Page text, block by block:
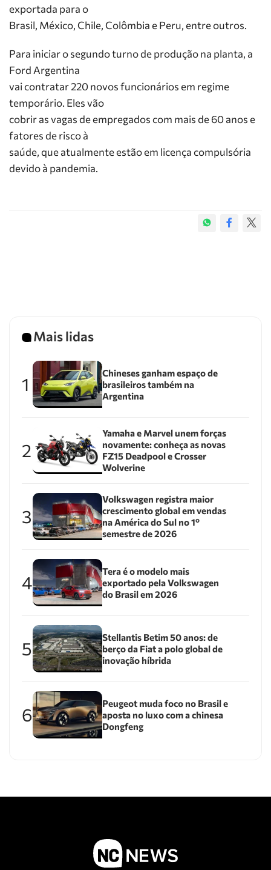
exportada para o
Brasil, México, Chile, Colômbia e Peru, entre outros.
Para iniciar o segundo turno de produção na planta, a
Ford Argentina
vai contratar 220 novos funcionários em regime
temporário. Eles vão
cobrir as vagas de empregados com mais de 60 anos e
fatores de risco à
saúde, que atualmente estão em licença compulsória
devido à pandemia.
Mais lidas
1
Chineses ganham espaço de
brasileiros também na
Argentina
2
Yamaha e Marvel unem forças
novamente: conheça as novas
FZ15 Deadpool e Crosser
Wolverine
3
Volkswagen registra maior
crescimento global em vendas
na América do Sul no 1º
semestre de 2026
4
Tera é o modelo mais
exportado pela Volkswagen
do Brasil em 2026
5
Stellantis Betim 50 anos: de
berço da Fiat a polo global de
inovação híbrida
6
Peugeot muda foco no Brasil e
aposta no luxo com a chinesa
Dongfeng